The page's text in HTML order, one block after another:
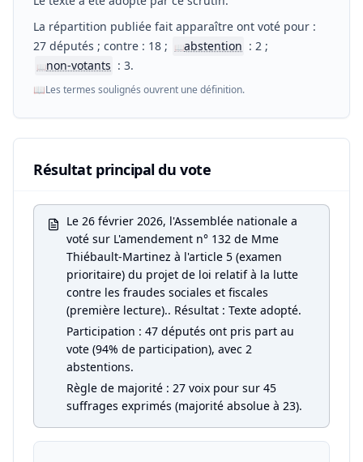
La répartition publiée fait apparaître ont voté pour :
27 députés ; contre : 18 ;
📖abstention : 2 ;
📖non-votants : 3.
📖Les termes soulignés ouvrent une définition.
Résultat principal du vote
Le 26 février 2026, l'Assemblée nationale a
voté sur L'amendement n° 132 de Mme
Thiébault-Martinez à l'article 5 (examen
prioritaire) du projet de loi relatif à la lutte
contre les fraudes sociales et fiscales
(première lecture).. Résultat : Texte adopté.
Participation : 47 députés ont pris part au
vote (94% de participation), avec 2
abstentions.
Règle de majorité : 27 voix pour sur 45
suffrages exprimés (majorité absolue à 23).